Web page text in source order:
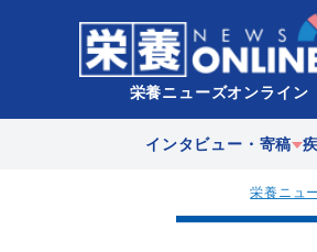
栄養ニューズオンライン
インタビュー・寄稿
企業
急
栄養ニュ